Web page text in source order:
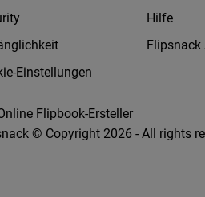
Einstellungen
Hilfe
Flipsnack
Flipbook-Ersteller
© Copyright 2026 - All rights